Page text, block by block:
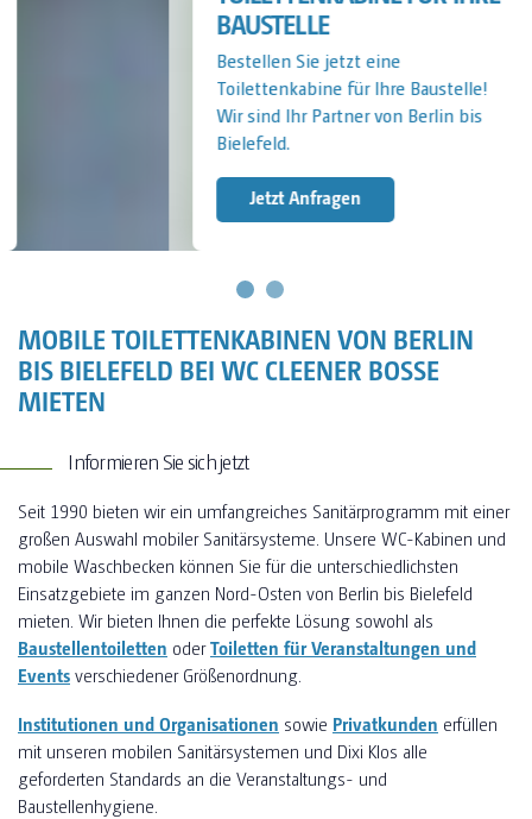
Bestellen Sie jetzt eine
Toilettenkabine für Ihre Baustelle!
Wir sind Ihr Partner von Berlin bis
MOBILE TOILETTENKABINEN VON BERLIN
BIS BIELEFELD BEI WC CLEENER BOSSE
MIETEN
Informieren Sie sich jetzt
Seit 1990 bieten wir ein umfangreiches Sanitärprogramm mit einer
großen Auswahl mobiler Sanitärsysteme. Unsere WC-Kabinen und
mobile Waschbecken können Sie für die unterschiedlichsten
Einsatzgebiete im ganzen Nord-Osten von Berlin bis Bielefeld
mieten. Wir bieten Ihnen die perfekte Lösung sowohl als
Baustellentoiletten oderToiletten für Veranstaltungen und
Eventsverschiedener Größenordnung.
Institutionen und Organisationen sowie Privatkunden erfüllen
mit unseren mobilen Sanitärsystemen und Dixi Klos alle
geforderten Standards an die Veranstaltungs- und
Baustellenhygiene.